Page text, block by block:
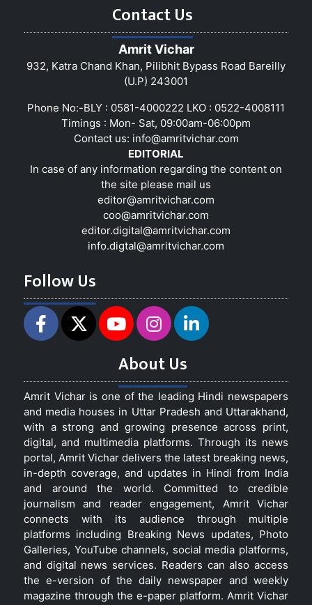
Contact Us
Amrit Vichar
932, Katra Chand Khan, Pilibhit Bypass Road Bareilly
(U.P) 243001
Phone No:-BLY : 0581-4000222 LKO : 0522-4008111
Timings : Mon- Sat, 09:00am-06:00pm
Contact us: info@amritvichar.com
EDITORIAL
In case of any information regarding the content on
the site please mail us
editor@amritvichar.com
coo@amritvichar.com
editor.digital@amritvichar.com
info.digtal@amritvichar.com
Follow Us
About Us
Amrit Vichar is one of the leading Hindi newspapers
and media houses in Uttar Pradesh and Uttarakhand,
with a strong and growing presence across print,
digital, and multimedia platforms. Through its news
portal, Amrit Vichar delivers the latest breaking news,
in-depth coverage, and updates in Hindi from India
and around the world. Committed to credible
journalism and reader engagement, Amrit Vichar
connects with its audience through multiple
platforms including Breaking News updates, Photo
Galleries, YouTube channels, social media platforms,
and digital news services. Readers can also access
the e-version of the daily newspaper and weekly
magazine through the e-paper platform. Amrit Vichar